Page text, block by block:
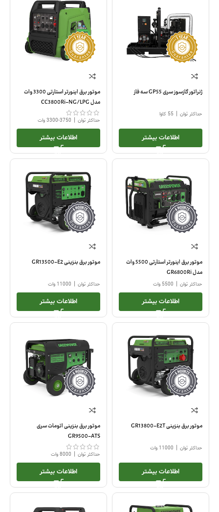
ژنراتور گازسوز سری GP55 سه فاز
حداکثر توان | 55 کاوا
اطلاعات بیشتر
موتور برق اینورتر استارتی 3300 وات
مدل CC3800Ri-NG/LPG
حداکثر توان | 3750-3300 وات
اطلاعات بیشتر
موتور برق اینورتر استارتی 5500 وات
مدل GR6800Ri
حداکثر توان | 5500 وات
اطلاعات بیشتر
موتور برق بنزینی GR13500-E2
حداکثر توان | 11000 وات
اطلاعات بیشتر
موتور برق بنزینی GR13800-E2T
حداکثر توان | 11000 وات
اطلاعات بیشتر
موتور برق بنزینی اتومات سری
GR9500-ATS
حداکثر توان | 8000 وات
اطلاعات بیشتر